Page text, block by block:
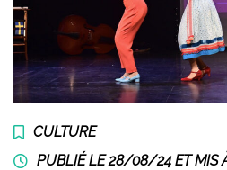
CULTURE
PUBLIÉ LE 28/08/24 ET MIS